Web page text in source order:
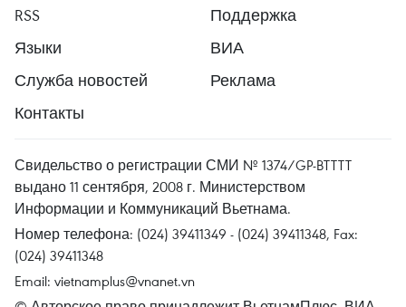
RSS
Поддержка
Языки
ВИА
Служба новостей
Реклама
Контакты
Свидельство о регистрации СМИ № 1374/GP-BTTTT
выдано 11 сентября, 2008 г. Министерством
Информации и Коммуникаций Вьетнама.
Номер телефона: (024) 39411349 - (024) 39411348, Fax:
(024) 39411348
Email: vietnamplus@vnanet.vn